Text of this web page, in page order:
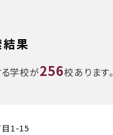
果
学校が256校あります。
1-15